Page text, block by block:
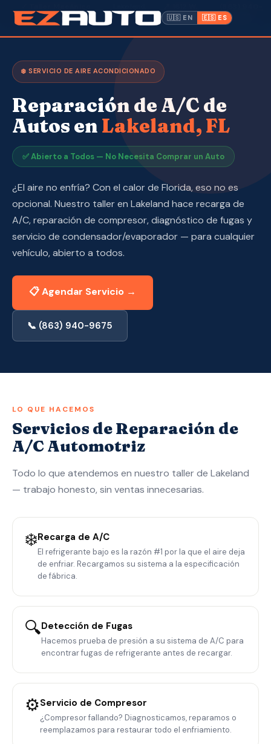
Abierto a Todos
FL ·
Memorial Blvd
·
9675
🇺🇸 EN 🇪🇸 ES
Garantía
Hacer un Pago
CPI
Nosotros
Contacto
Aplicar Ahora — Aprobado en 10 Min →
(863) 940-9675
❄️ SERVICIO DE AIRE ACONDICIONADO
Reparación de A/C de
Autos en Lakeland, FL
✅ Abierto a Todos — No Necesita Comprar un Auto
¿El aire no enfría? Con el calor de Florida, eso no es
opcional. Nuestro taller en Lakeland hace recarga de
A/C, reparación de compresor, diagnóstico de fugas y
servicio de condensador/evaporador — para cualquier
vehículo, abierto a todos.
📋 Agendar Servicio →
📞 (863) 940-9675
LO QUE HACEMOS
Servicios de Reparación de
A/C Automotriz
Todo lo que atendemos en nuestro taller de Lakeland
— trabajo honesto, sin ventas innecesarias.
❄️Recarga de A/C
El refrigerante bajo es la razón #1 por la que el aire deja
de enfriar. Recargamos su sistema a la especificación
de fábrica.
🔍Detección de Fugas
Hacemos prueba de presión a su sistema de A/C para
encontrar fugas de refrigerante antes de recargar.
⚙️Servicio de Compresor
¿Compresor fallando? Diagnosticamos, reparamos o
reemplazamos para restaurar todo el enfriamiento.